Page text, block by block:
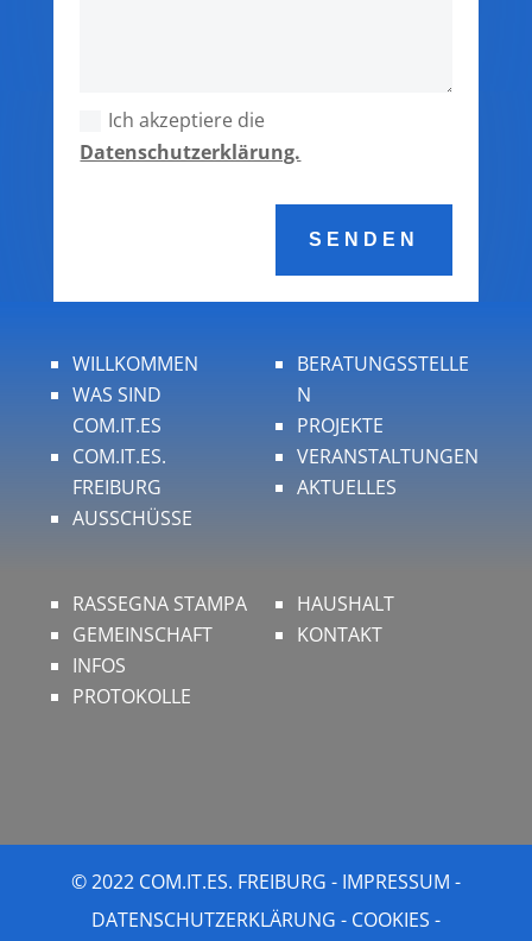
Ich akzeptiere die
Datenschutzerklärung.
SENDEN
WILLKOMMEN
WAS SIND
COM.IT.ES
COM.IT.ES.
FREIBURG
AUSSCHÜSSE
BERATUNGSSTELLE
N
PROJEKTE
VERANSTALTUNGEN
AKTUELLES
RASSEGNA STAMPA
GEMEINSCHAFT
INFOS
PROTOKOLLE
HAUSHALT
KONTAKT
© 2022 COM.IT.ES. FREIBURG - IMPRESSUM -
DATENSCHUTZERKLÄRUNG - COOKIES -